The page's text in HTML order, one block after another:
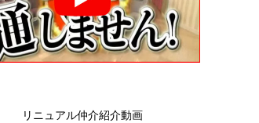
リニュアル仲介紹介動画